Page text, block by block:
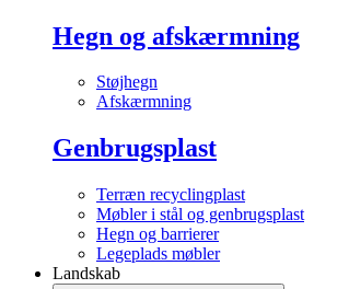
Hegn og afskærmning
Støjhegn
Afskærmning
Genbrugsplast
Terræn recyclingplast
Møbler i stål og genbrugsplast
Hegn og barrierer
Legeplads møbler
Landskab